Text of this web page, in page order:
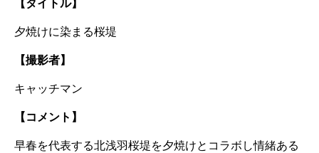
【タイトル】
夕焼けに染まる桜堤
【撮影者】
キャッチマン
【コメント】
早春を代表する北浅羽桜堤を夕焼けとコラボし情緒ある